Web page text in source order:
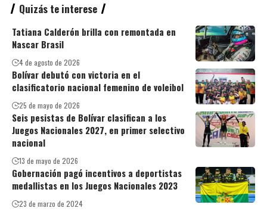
Quizás te interese
Tatiana Calderón brilla con remontada en
Nascar Brasil
4 de agosto de 2026
Bolívar debutó con victoria en el
clasificatorio nacional femenino de voleibol
25 de mayo de 2026
Seis pesistas de Bolívar clasifican a los
Juegos Nacionales 2027, en primer selectivo
nacional
13 de mayo de 2026
Gobernación pagó incentivos a deportistas
medallistas en los Juegos Nacionales 2023
23 de marzo de 2024